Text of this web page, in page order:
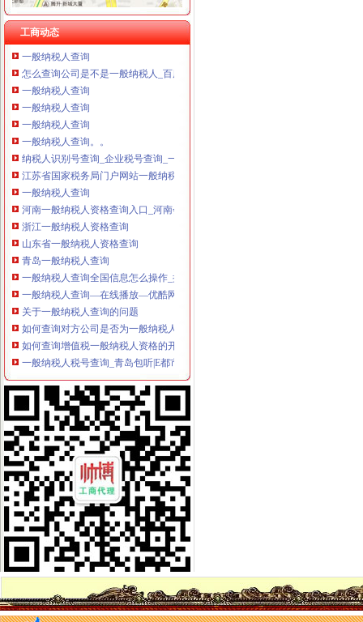
工商动态
重庆一般纳税人申请：路源咨询—专业代办安全生产许可证-重庆爱问
一般纳税人信息查询
一般纳税人查询
怎么查询公司是不是一般纳税人_百度经验
一般纳税人查询
一般纳税人查询
一般纳税人查询
一般纳税人查询。。
纳税人识别号查询_企业税号查询_一般纳税人查询
江苏省国家税务局门户网站一般纳税人查询
一般纳税人查询
河南一般纳税人资格查询入口_河南会计网
浙江一般纳税人资格查询
山东省一般纳税人资格查询
青岛一般纳税人查询
一般纳税人查询全国信息怎么操作_搜狐其它_搜狐网
一般纳税人查询—在线播放—优酷网,高清在线观看
关于一般纳税人查询的问题
如何查询对方公司是否为一般纳税人。-文章
如何查询增值税一般纳税人资格的开始年月？_百度知道
一般纳税人税号查询_青岛包听|E都市
重庆一般纳税人资格查询
全国一般纳税人资格查询收_搜狐教育_搜狐网
陕西省一般纳税人查询_中华文本库
一般纳税人提供技术咨询服务,税率是多少？_中华会计网校_税务网校
一般纳税人查询电话-深圳爱问分类
新疆一般纳税人查询-天津爱问分类
请问山西省一般纳税人资格在哪里查询-山西国税答疑170
四川一般纳税人资格查询：四川财
全国一般纳税人资格查询
如何查询一般纳税人资格（以广东为例）_增值税一般纳税人查询_一般
增值税一般纳税人查询–会计网词库
一般纳税人资格查询
广东一般纳税人查询App下载|一般纳税人查询广东税务局版下载2.4.0
四川省国税网上办税服务厅增值税一般纳税人资格查询
关于一般纳税人与小规模纳税人的查询